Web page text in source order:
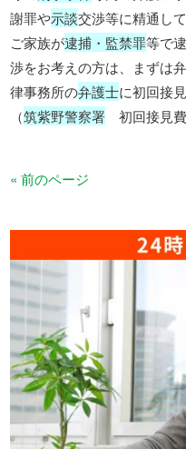
謝罪や示談交渉等に精通して
ご家族が逮捕・監禁罪等で
渉をお考えの方は、まずは
律事務所の弁護士に初回接
（筑紫野警察署 初回接見
« 前のページ